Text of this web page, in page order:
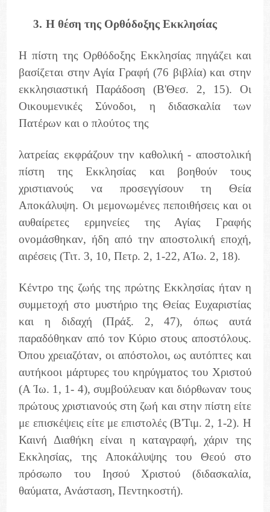
3. Η θέση της Ορθόδοξης Εκκλησίας
Η πίστη της Ορθόδοξης Εκκλησίας πηγάζει και
βασίζεται στην Αγία Γραφή (76 βιβλία) και στην
εκκλησιαστική Παράδοση (Β'Θεσ. 2, 15). Οι
Οικουμενικές Σύνοδοι, η διδασκαλία των
Πατέρων και ο πλούτος της
λατρείας εκφράζουν την καθολική - αποστολική
πίστη της Εκκλησίας και βοηθούν τους
χριστιανούς να προσεγγίσουν τη Θεία
Αποκάλυψη. Οι μεμονωμένες πεποιθήσεις και οι
αυθαίρετες ερμηνείες της Αγίας Γραφής
ονομάσθηκαν, ήδη από την αποστολική εποχή,
αιρέσεις (Τιτ. 3, 10, Πετρ. 2, 1-22, ΑΊω. 2, 18).
Κέντρο της ζωής της πρώτης Εκκλησίας ήταν η
συμμετοχή στο μυστήριο της Θείας Ευχαριστίας
και η διδαχή (Πράξ. 2, 47), όπως αυτά
παραδόθηκαν από τον Κύριο στους αποστόλους.
Όπου χρειαζόταν, οι απόστολοι, ως αυτόπτες και
αυτήκοοι μάρτυρες του κηρύγματος του Χριστού
(Α Ίω. 1, 1- 4), συμβούλευαν και διόρθωναν τους
πρώτους χριστιανούς στη ζωή και στην πίστη είτε
με επισκέψεις είτε με επιστολές (Β'Τιμ. 2, 1-2). Η
Καινή Διαθήκη είναι η καταγραφή, χάριν της
Εκκλησίας, της Αποκάλυψης του Θεού στο
πρόσωπο του Ιησού Χριστού (διδασκαλία,
θαύματα, Ανάσταση, Πεντηκοστή).